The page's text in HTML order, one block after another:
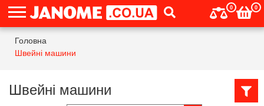
0 0
Головна
Швейні машини
Швейні машини